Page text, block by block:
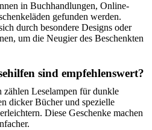
in Buchhandlungen, Online-
gefunden werden.
durch besondere Designs oder
um die Neugier des Beschenkten
sind empfehlenswert?
Leselampen für dunkle
dicker Bücher und spezielle
Diese Geschenke machen